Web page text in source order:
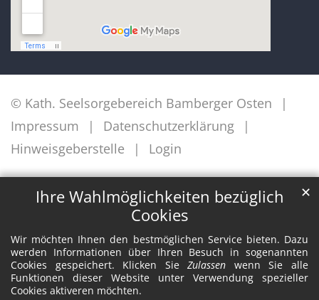
Ihre Wahlmöglichkeiten bezüglich
Cookies
Wir möchten Ihnen den bestmöglichen Service bieten. Dazu
werden Informationen über Ihren Besuch in sogenannten
Cookies gespeichert. Klicken SieZulassen wenn Sie alle
Funktionen dieser Website unter Verwendung spezieller
Cookies aktiveren möchten.
✕
© Kath. Seelsorgebereich Bamberger Osten
Impressum
Datenschutzerklärung
Hinweisgeberstelle
Login